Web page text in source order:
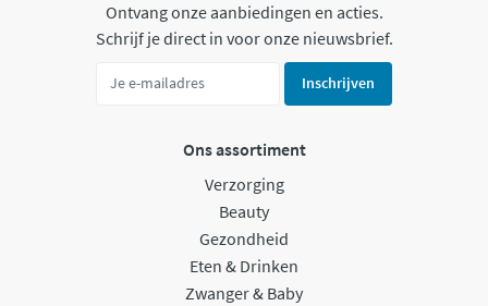
Ontvang onze aanbiedingen en acties.
Schrijf je direct in voor onze nieuwsbrief.
Inschrijven
Ons assortiment
Verzorging
Beauty
Gezondheid
Eten & Drinken
Zwanger & Baby